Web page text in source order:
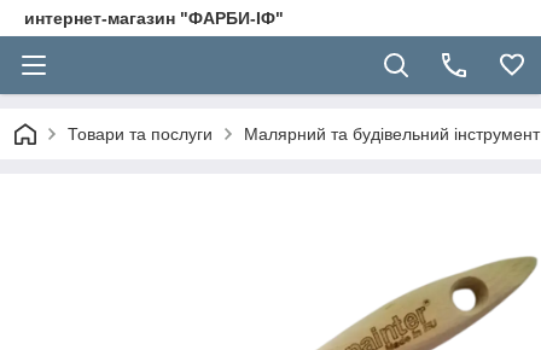
интернет-магазин "ФАРБИ-ІФ"
Товари та послуги Малярний та будівельний інструмент